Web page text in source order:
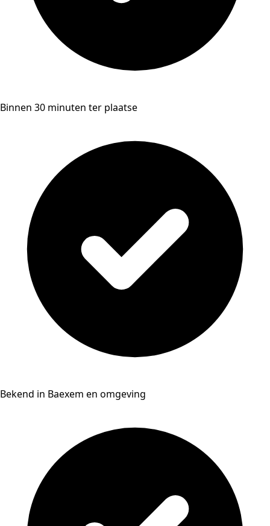
Binnen 30 minuten ter plaatse
Bekend in Baexem en omgeving